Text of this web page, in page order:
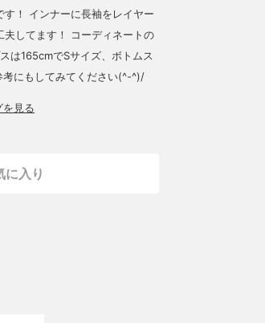
す！ インナーに長袖をレイヤー
夫してます！ コーディネートの
は165cmでSサイズ、ボトムス
考にもしてみてください(^-^)/
を見る
に入り